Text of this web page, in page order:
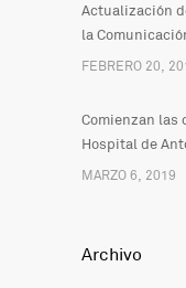
Actualización
la
FEBRERO 20,
Comienzan las
Hospital de
MARZO 6, 2019
Archivo